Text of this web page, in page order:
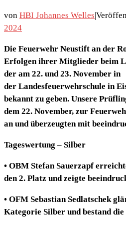
von HBI Johannes Welles|
2024
Die Feuerwehr Neustift an der
Erfolgen ihrer Mitglieder beim
der am 22. und 23. November in
der Landesfeuerwehrschule in
bekannt zu geben. Unsere
dem 22. November, zur
an und überzeugten mit
Tageswertung – Silber
• OBM Stefan Sauerzapf
den 2. Platz und zeigte
• OFM Sebastian Sedlatschek
Kategorie Silber und bestand